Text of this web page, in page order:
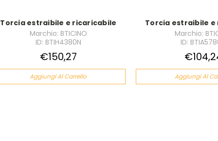
Torcia estraibile e ricaricabile
Marchio: BTICINO
ID: BTIH4380N
€150,27
Aggiungi Al Carrello
Torcia estraibile
Marchio:
ID:
Aggiungi Al